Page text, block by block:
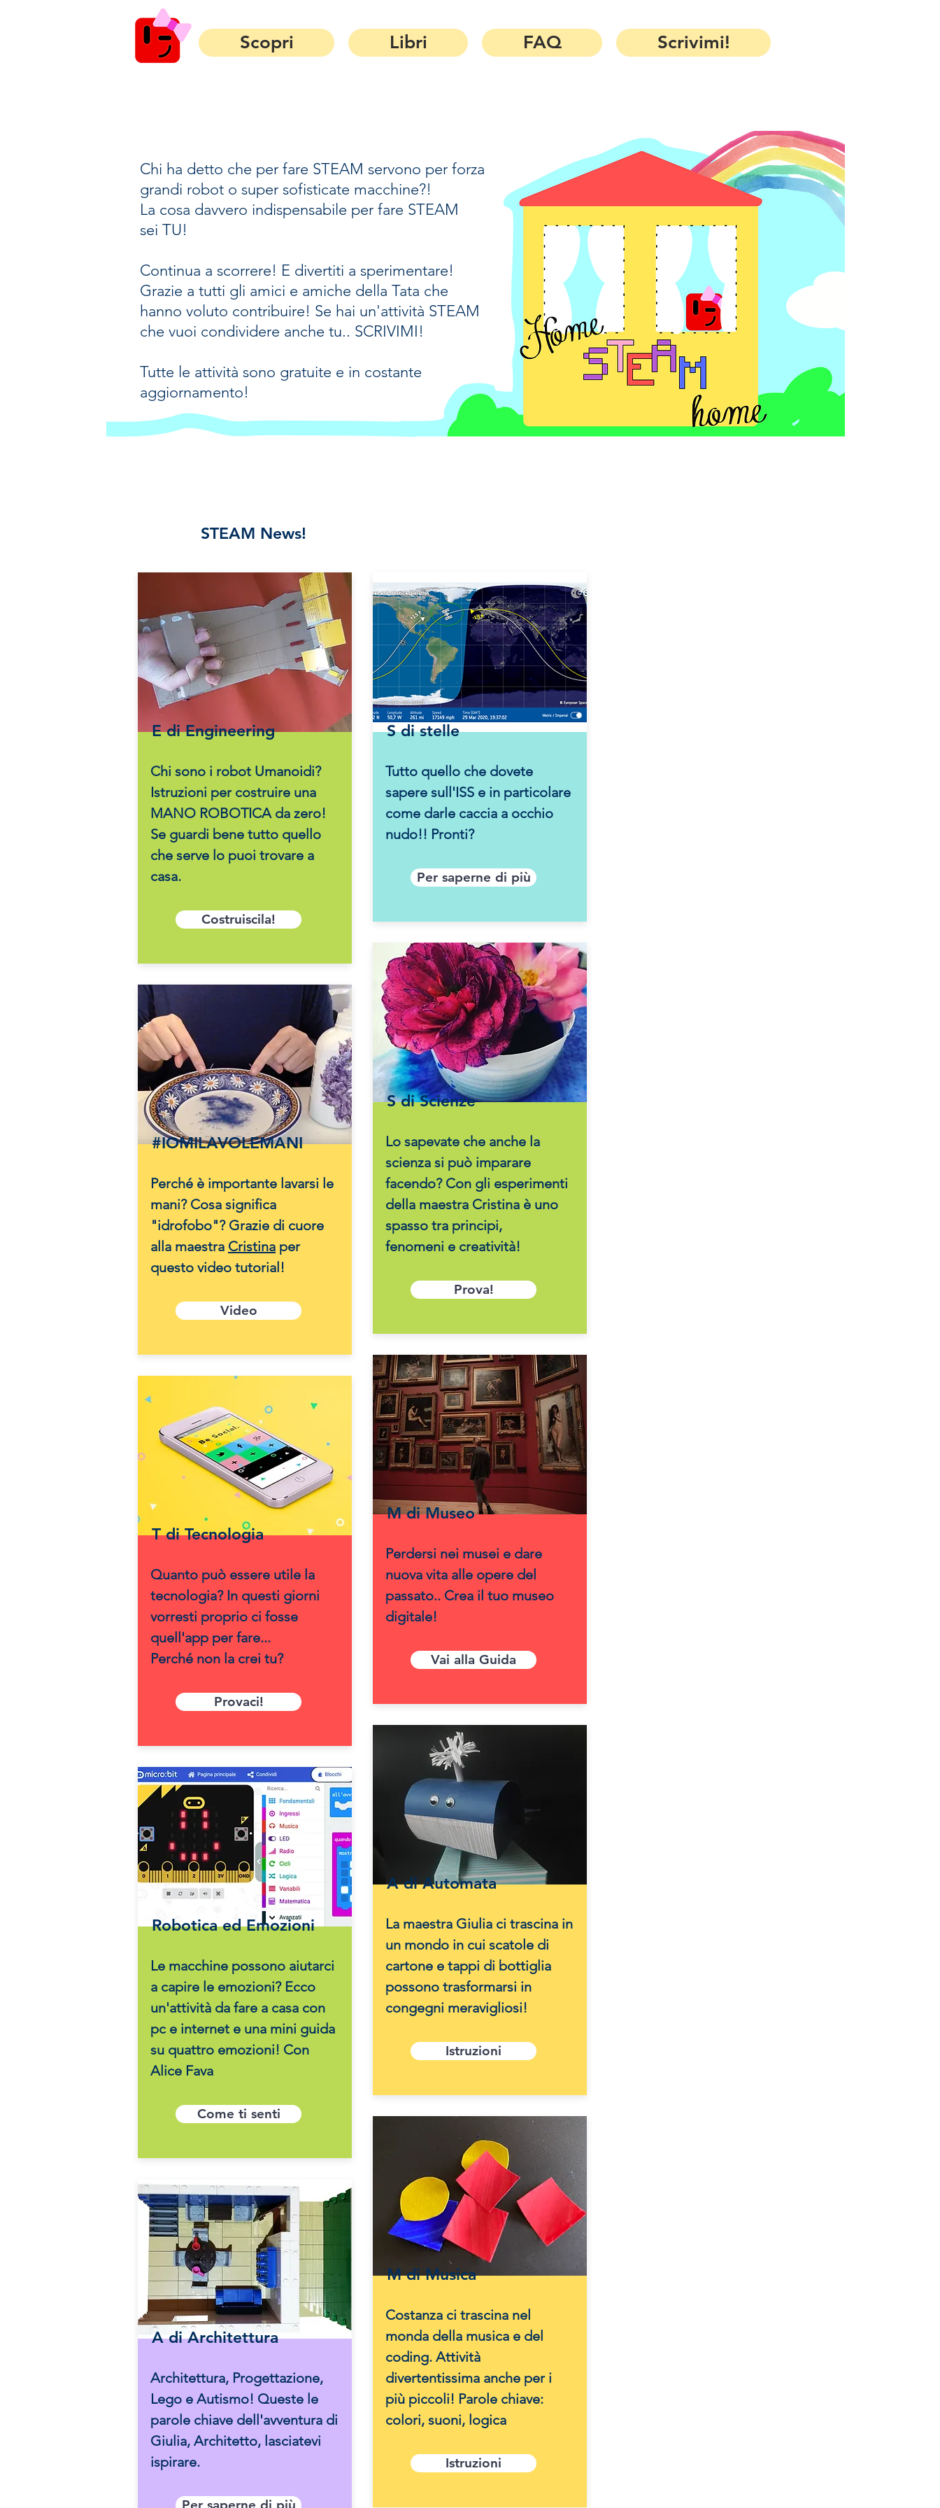
Scopri Libri FAQ Scrivimi!
Chi ha detto che per fare STEAM servono per forza
grandi robot o super sofisticate macchine?!
La cosa davvero indispensabile per fare STEAM
sei TU!
Continua a scorrere! E divertiti a sperimentare!
Grazie a tutti gli amici e amiche della Tata che
hanno voluto contribuire! Se hai un'attività STEAM
che vuoi condividere anche tu.. SCRIVIMI!
Tutte le attività sono gratuite e in costante
aggiornamento!
STEAM News!
E di Engineering
Chi sono i robot Umanoidi?
Istruzioni per costruire una
MANO ROBOTICA da zero!
Se guardi bene tutto quello
che serve lo puoi trovare a
casa.
Costruiscila!
#IOMILAVOLEMANI
Perché è importante lavarsi le
mani? Cosa significa
"idrofobo"? Grazie di cuore
alla maestra Cristina per
questo video tutorial!
Video
T di Tecnologia
Quanto può essere utile la
tecnologia? In questi giorni
vorresti proprio ci fosse
quell'app per fare...
Perché non la crei tu?
Provaci!
Robotica ed Emozioni
Le macchine possono aiutarci
a capire le emozioni? Ecco
un'attività da fare a casa con
pc e internet e una mini guida
su quattro emozioni! Con
Alice Fava
Come ti senti
A di Architettura
Architettura, Progettazione,
Lego e Autismo! Queste le
parole chiave dell'avventura di
Giulia, Architetto, lasciatevi
ispirare.
S di stelle
Tutto quello che dovete
sapere sull'ISS e in particolare
come darle caccia a occhio
nudo!! Pronti?
Per saperne di più
S di Scienze
Lo sapevate che anche la
scienza si può imparare
facendo? Con gli esperimenti
della maestra Cristina è uno
spasso tra principi,
fenomeni e creatività!
Prova!
M di Museo
Perdersi nei musei e dare
nuova vita alle opere del
passato.. Crea il tuo museo
digitale!
Vai alla Guida
A di Automata
La maestra Giulia ci trascina in
un mondo in cui scatole di
cartone e tappi di bottiglia
possono trasformarsi in
congegni meravigliosi!
Istruzioni
M di Musica
Costanza ci trascina nel
monda della musica e del
coding. Attività
divertentissima anche per i
più piccoli! Parole chiave:
colori, suoni, logica
Istruzioni